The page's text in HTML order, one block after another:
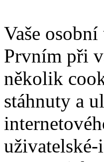
Vaše
Prvním při
několik
stáhnuty a